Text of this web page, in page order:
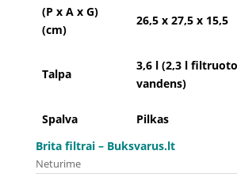
(P x A x G)
(cm)
26,5 x 27,5 x 15,5
Talpa
3,6 l (2,3 l filtruoto
vandens)
Spalva
Pilkas
Brita filtrai– Buksvarus.lt
Neturime